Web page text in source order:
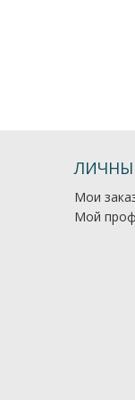
Мои
Мой